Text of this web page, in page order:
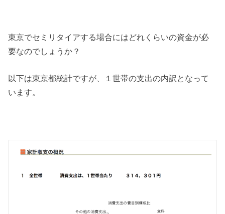
東京でセミリタイアする場合にはどれくらいの資金が必
要なのでしょうか？
以下は東京都統計ですが、１世帯の支出の内訳となって
います。